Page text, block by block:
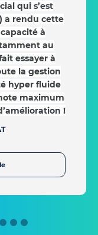
qui s’est
a rendu cette
à
au
essayer à
la gestion
hyper fluide
maximum
!